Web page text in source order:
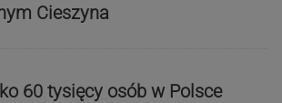
Cieszyna
60 tysięcy osób w Polsce